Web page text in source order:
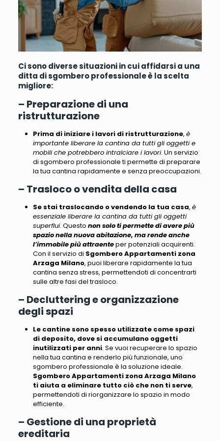
Ci sono diverse situazioni in cui affidarsi a una
ditta di sgombero professionale è la scelta
migliore:
– Preparazione di una
ristrutturazione
Prima di iniziare i lavori di ristrutturazione, è
importante liberare la cantina da tutti gli oggetti e
mobili che potrebbero intralciare i lavori. Un servizio
di sgombero professionale ti permette di preparare
la tua cantina rapidamente e senza preoccupazioni.
– Trasloco o vendita della casa
Se stai traslocando o vendendo la tua casa, è
essenziale liberare la cantina da tutti gli oggetti
superflui. Questo non solo ti permette di avere più
spazio nella nuova abitazione, ma rende anche
l’immobile più attraenteper potenziali acquirenti.
Con il servizio di Sgombero Appartamenti zona
Arzaga Milano, puoi liberare rapidamente la tua
cantina senza stress, permettendoti di concentrarti
sulle altre fasi del trasloco.
– Decluttering e organizzazione
degli spazi
Le cantine sono spesso utilizzate come spazi
di deposito, dove si accumulano oggetti
inutilizzati per anni. Se vuoi recuperare lo spazio
nella tua cantina e renderlo più funzionale, uno
sgombero professionale è la soluzione ideale.
Sgombero Appartamenti zona Arzaga Milano
ti aiuta a eliminare tutto ciò che non ti serve,
permettendoti di riorganizzare lo spazio in modo
efficiente.
– Gestione di una proprietà
ereditaria